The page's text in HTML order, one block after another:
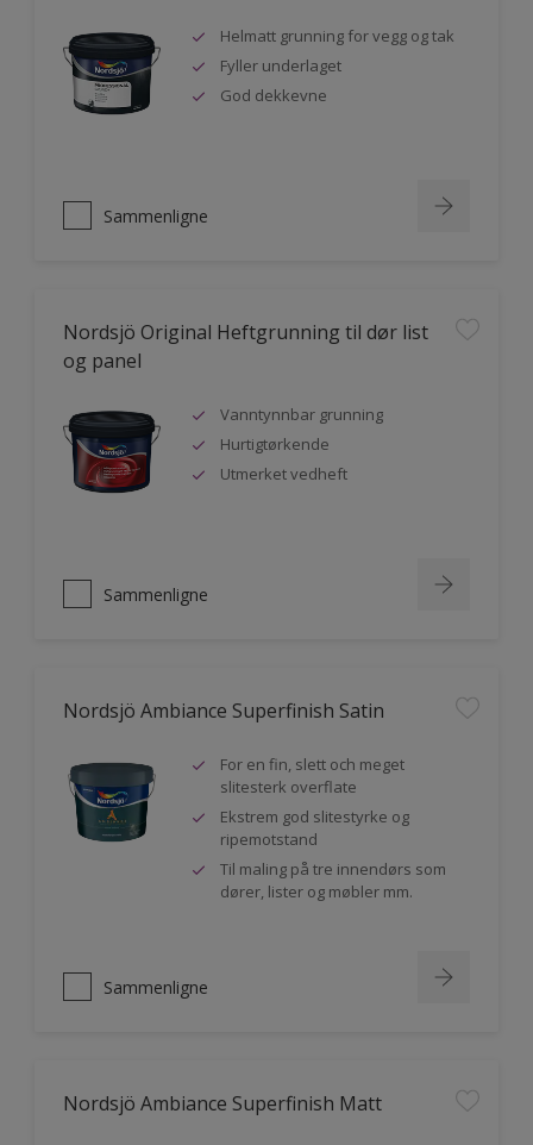
Helmatt grunning for vegg og tak
Fyller underlaget
God dekkevne
Sammenligne
Nordsjö Original Heftgrunning til dør list
og panel
Vanntynnbar grunning
Hurtigtørkende
Utmerket vedheft
Sammenligne
Nordsjö Ambiance Superfinish Satin
For en fin, slett och meget
slitesterk overflate
Ekstrem god slitestyrke og
ripemotstand
Til maling på tre innendørs som
dører, lister og møbler mm.
Sammenligne
Nordsjö Ambiance Superfinish Matt